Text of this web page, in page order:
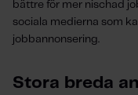
bättre för mer nischad
sociala medierna som
jobbannonsering.
Stora breda